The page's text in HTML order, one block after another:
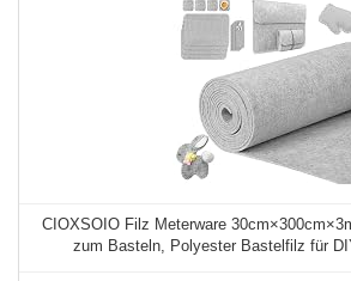
CIOXSOIO Filz Meterware
zum Basteln, Polyester Bastelfilz für